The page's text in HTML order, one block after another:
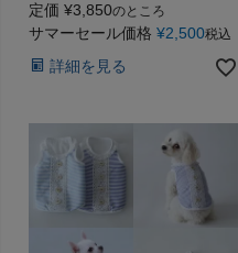
定価 ¥3,850のところ
サマーセール価格 ¥2,500税込
詳細を見る